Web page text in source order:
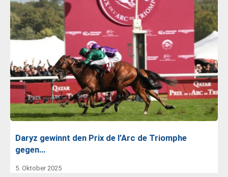
Daryz gewinnt den Prix de l’Arc de Triomphe
gegen…
5. Oktober 2025